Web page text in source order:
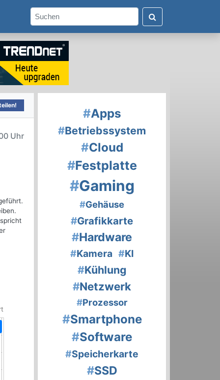
Uhr
#Apps
#Betriebssystem
#Cloud
#Festplatte
#Gaming
#Gehäuse
#Grafikkarte
#Hardware
#Kamera #KI
#Kühlung
#Netzwerk
#Prozessor
#Smartphone
#Software
#Speicherkarte
#SSD